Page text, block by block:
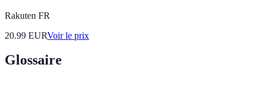
Rakuten FR
20.99 EURVoir le prix
Glossaire